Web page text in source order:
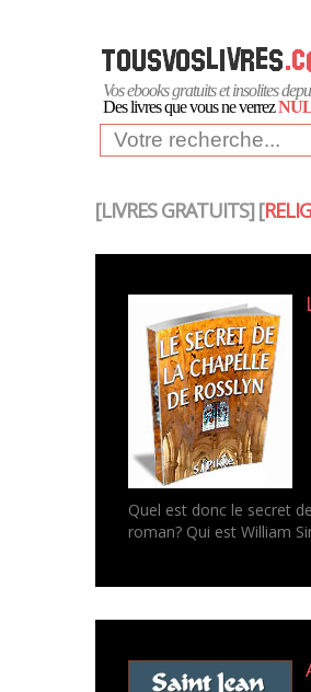
Vos ebooks gratuits et insolites
Des livres que vous ne verrez
[LIVRES GRATUITS] [
Quel est donc le secret
roman? Qui est William